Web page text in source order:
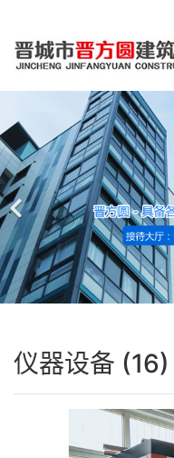
关于我们
业务范围
工程案例
仪器设备
联系我们
仪器设备 (16)